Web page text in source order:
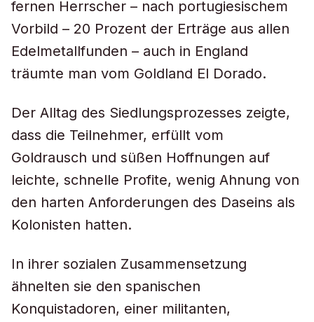
fernen Herrscher – nach portugiesischem
Vorbild – 20 Prozent der Erträge aus allen
Edelmetallfunden – auch in England
träumte man vom Goldland El Dorado.
Der Alltag des Siedlungsprozesses zeigte,
dass die Teilnehmer, erfüllt vom
Goldrausch und süßen Hoffnungen auf
leichte, schnelle Profite, wenig Ahnung von
den harten Anforderungen des Daseins als
Kolonisten hatten.
In ihrer sozialen Zusammensetzung
ähnelten sie den spanischen
Konquistadoren, einer militanten,